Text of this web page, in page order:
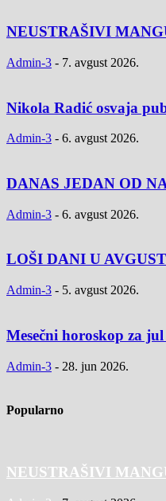
NEUSTRAŠIVI
Admin-3 - 7. avgust 2026.
Nikola Radić osvaja
Admin-3 - 6. avgust 2026.
DANAS JEDAN OD
Admin-3 - 6. avgust 2026.
LOŠI DANI U
Admin-3 - 5. avgust 2026.
Mesečni horoskop za
Admin-3 - 28. jun 2026.
Popularno
NEUSTRAŠIVI